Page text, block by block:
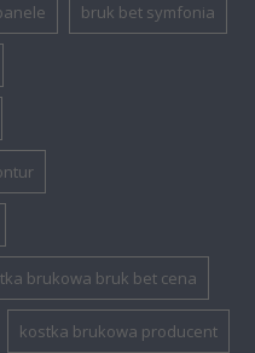
bruk bet symfonia
brukowa bruk bet cena
kostka brukowa producent